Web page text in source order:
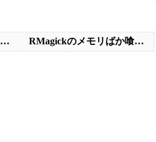
< テーブルにインデックスをはると、insertの速度が遅くなる RMagickのメモリばか喰いを解決する方法 >